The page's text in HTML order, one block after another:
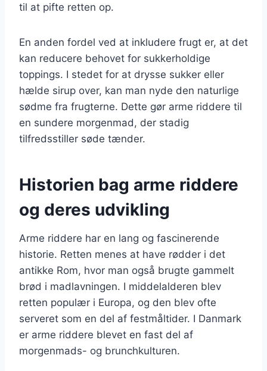
til at pifte retten op.
En anden fordel ved at inkludere frugt er, at det
kan reducere behovet for sukkerholdige
toppings. I stedet for at drysse sukker eller
hælde sirup over, kan man nyde den naturlige
sødme fra frugterne. Dette gør arme riddere til
en sundere morgenmad, der stadig
tilfredsstiller søde tænder.
Historien bag arme riddere
og deres udvikling
Arme riddere har en lang og fascinerende
historie. Retten menes at have rødder i det
antikke Rom, hvor man også brugte gammelt
brød i madlavningen. I middelalderen blev
retten populær i Europa, og den blev ofte
serveret som en del af festmåltider. I Danmark
er arme riddere blevet en fast del af
morgenmads- og brunchkulturen.